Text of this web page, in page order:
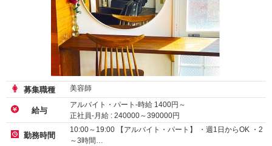
募集職種 美容師
給与
アルバイト・パート-時給 1400円～
正社員-月給 : 240000～390000円
勤務時間
10:00～19:00 【アルバイト・パート】 ・週1日からOK ・2
～3時間…